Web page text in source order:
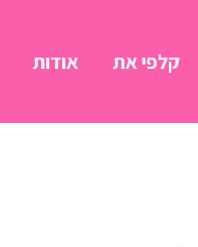
קלפי את אודות